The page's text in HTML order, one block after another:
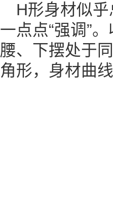
H形身材似
一点点“强调”
腰、下摆处于
角形，身材曲